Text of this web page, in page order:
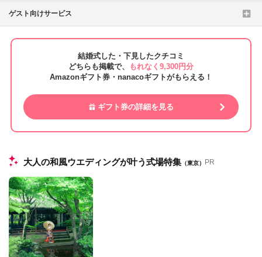
ゲスト向けサービス
結婚式した・下見したクチコミ
どちらも掲載で、
もれなく9,300円分
Amazonギフト券・nanacoギフトがもらえる！
ギフト券の詳細を見る
大人の和風ウエディングが叶う式場特集 （東京） PR